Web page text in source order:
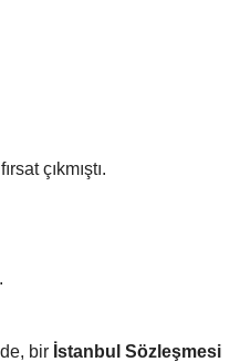
çıkmıştı.
bir İstanbul Sözleşmesi